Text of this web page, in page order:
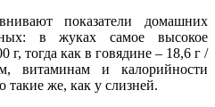
показатели домашних
в жуках самое высокое
г, тогда как в говядине – 18,6 г /
витаминам и калорийности
такие же, как у слизней.